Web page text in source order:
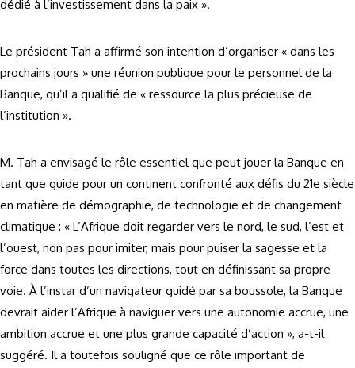
dédié à l’investissement dans la paix ».
Le président Tah a affirmé son intention d’organiser « dans les
prochains jours » une réunion publique pour le personnel de la
Banque, qu’il a qualifié de « ressource la plus précieuse de
l’institution ».
M. Tah a envisagé le rôle essentiel que peut jouer la Banque en
tant que guide pour un continent confronté aux défis du 21e siècle
en matière de démographie, de technologie et de changement
climatique : « L’Afrique doit regarder vers le nord, le sud, l’est et
l’ouest, non pas pour imiter, mais pour puiser la sagesse et la
force dans toutes les directions, tout en définissant sa propre
voie. À l’instar d’un navigateur guidé par sa boussole, la Banque
devrait aider l’Afrique à naviguer vers une autonomie accrue, une
ambition accrue et une plus grande capacité d’action », a-t-il
suggéré. Il a toutefois souligné que ce rôle important de